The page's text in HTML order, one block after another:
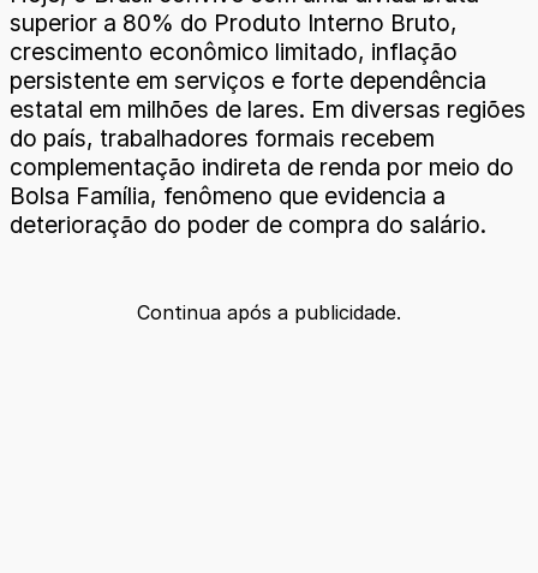
superior a 80% do Produto Interno Bruto,
crescimento econômico limitado, inflação
persistente em serviços e forte dependência
estatal em milhões de lares. Em diversas regiões
do país, trabalhadores formais recebem
complementação indireta de renda por meio do
Bolsa Família, fenômeno que evidencia a
deterioração do poder de compra do salário.
Continua após a publicidade.